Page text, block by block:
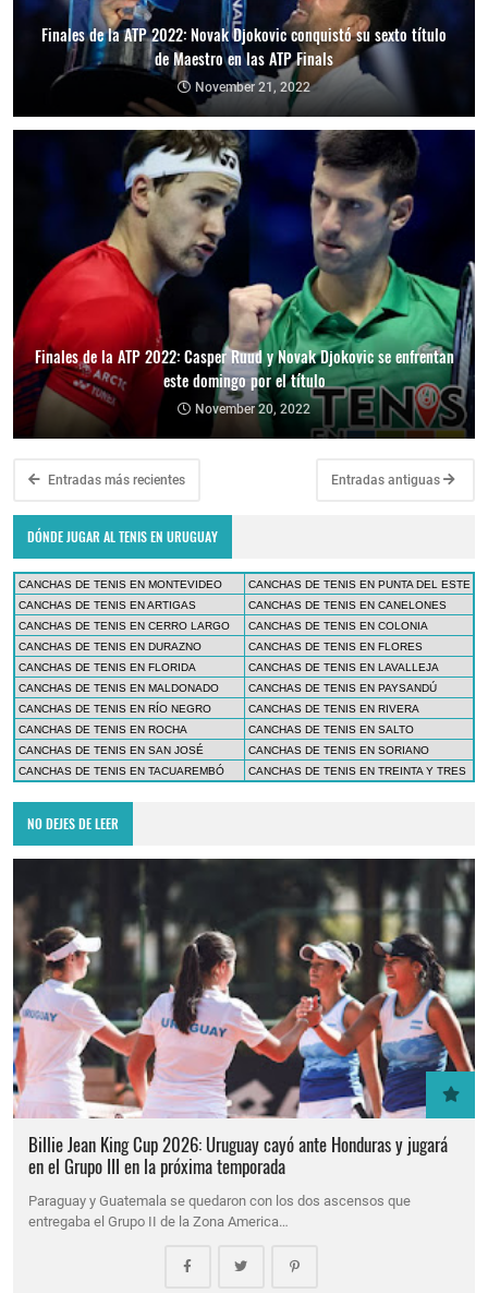
Finales de la ATP 2022: Novak Djokovic conquistó su sexto título
de Maestro en las ATP Finals
November 21, 2022
Finales de la ATP 2022: Casper Ruud y Novak Djokovic se enfrentan
este domingo por el título
November 20, 2022
Entradas más recientes Entradas antiguas
DÓNDE JUGAR AL TENIS EN URUGUAY
CANCHAS DE TENIS EN MONTEVIDEO
CANCHAS DE TENIS EN PUNTA DEL ESTE
CANCHAS DE TENIS EN ARTIGAS
CANCHAS DE TENIS EN CANELONES
CANCHAS DE TENIS EN CERRO LARGO
CANCHAS DE TENIS EN COLONIA
CANCHAS DE TENIS EN DURAZNO
CANCHAS DE TENIS EN FLORES
CANCHAS DE TENIS EN FLORIDA
CANCHAS DE TENIS EN LAVALLEJA
CANCHAS DE TENIS EN MALDONADO
CANCHAS DE TENIS EN PAYSANDÚ
CANCHAS DE TENIS EN RÍO NEGRO
CANCHAS DE TENIS EN RIVERA
CANCHAS DE TENIS EN ROCHA
CANCHAS DE TENIS EN SALTO
CANCHAS DE TENIS EN SAN JOSÉ
CANCHAS DE TENIS EN SORIANO
CANCHAS DE TENIS EN TACUAREMBÓ
CANCHAS DE TENIS EN TREINTA Y TRES
NO DEJES DE LEER
Billie Jean King Cup 2026: Uruguay cayó ante Honduras y jugará
en el Grupo III en la próxima temporada
Paraguay y Guatemala se quedaron con los dos ascensos que
entregaba el Grupo II de la Zona America…